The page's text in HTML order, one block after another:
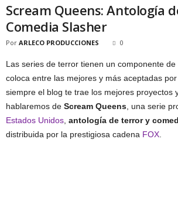
Scream Queens: Antología
Comedia Slasher
Por ARLECO PRODUCCIONES 0
Las series de terror tienen un componente
coloca entre las mejores y más aceptadas
siempre el blog te trae los mejores proyectos
hablaremos de Scream Queens , una serie
Estados Unidos antología de terror y
distribuida por la prestigiosa cadena FOX